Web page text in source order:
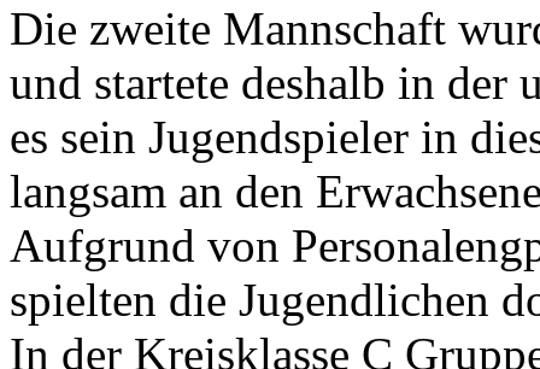
Die zweite Mannschaft
und startete deshalb in der
es sein Jugendspieler in
langsam an den
Aufgrund von
spielten die Jugendlichen
In der Kreisklasse C